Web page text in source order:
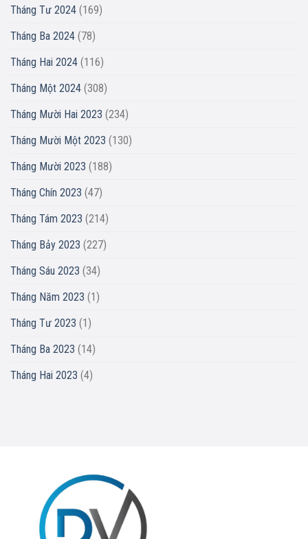
Tháng Tư 2024 (169)
Tháng Ba 2024 (78)
Tháng Hai 2024 (116)
Tháng Một 2024 (308)
Tháng Mười Hai 2023 (234)
Tháng Mười Một 2023 (130)
Tháng Mười 2023 (188)
Tháng Chín 2023 (47)
Tháng Tám 2023 (214)
Tháng Bảy 2023 (227)
Tháng Sáu 2023 (34)
Tháng Năm 2023 (1)
Tháng Tư 2023 (1)
Tháng Ba 2023 (14)
Tháng Hai 2023 (4)